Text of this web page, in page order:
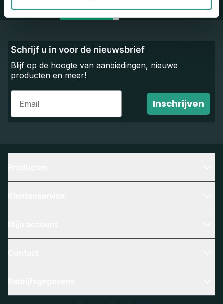
Schrijf u in voor de nieuwsbrief
Blijf op de hoogte van aanbiedingen, nieuwe
producten en meer!
Email
Inschrijven